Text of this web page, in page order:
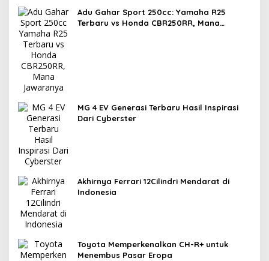
Adu Gahar Sport 250cc: Yamaha R25
Terbaru vs Honda CBR250RR, Mana
MG 4 EV Generasi Terbaru Hasil Inspirasi
Dari Cyberster
Akhirnya Ferrari 12Cilindri Mendarat di
Indonesia
Toyota Memperkenalkan CH-R+ untuk
Menembus Pasar Eropa